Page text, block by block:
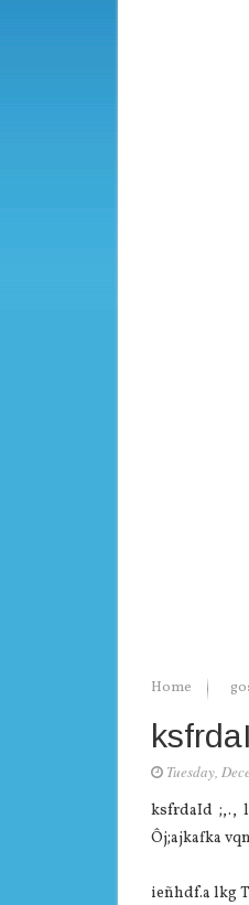
Home
Tuesday,
ksfrdaId ;,.,
Ôj;ajkafka
ieñhdf.a lkg